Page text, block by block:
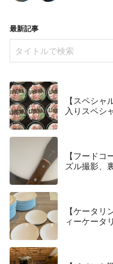
最新記事
【スペシ
入りスペシ
【フード
ズル撮影、
【ケータ
ィーケータ